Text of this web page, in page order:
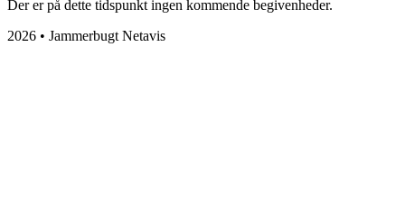
Der er på dette tidspunkt ingen kommende begivenheder.
2026 • Jammerbugt Netavis